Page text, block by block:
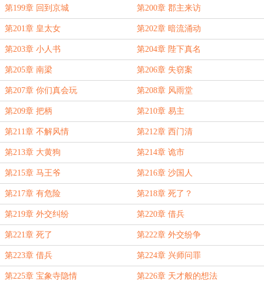
第199章 回到京城 第200章 郡主来访
第201章 皇太女 第202章 暗流涌动
第203章 小人书 第204章 陛下真名
第205章 南梁 第206章 失窃案
第207章 你们真会玩 第208章 风雨堂
第209章 把柄 第210章 易主
第211章 不解风情 第212章 西门清
第213章 大黄狗 第214章 诡市
第215章 马王爷 第216章 沙国人
第217章 有危险 第218章 死了？
第219章 外交纠纷 第220章 借兵
第221章 死了 第222章 外交纷争
第223章 借兵 第224章 兴师问罪
第225章 宝象寺隐情 第226章 天才般的想法